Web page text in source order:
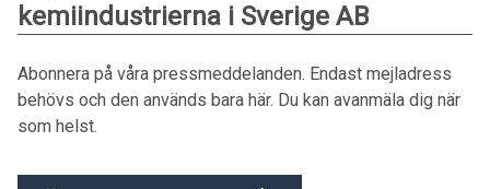
kemiindustrierna i Sverige AB
Abonnera på våra pressmeddelanden. Endast mejladress
behövs och den används bara här. Du kan avanmäla dig när
som helst.